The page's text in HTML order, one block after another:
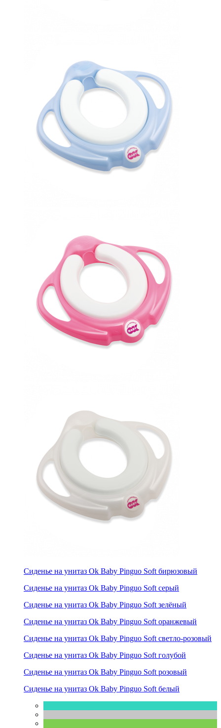
Сиденье на унитаз Ok Baby Pinguo Soft бирюзовый
Сиденье на унитаз Ok Baby Pinguo Soft серый
Сиденье на унитаз Ok Baby Pinguo Soft зелёный
Сиденье на унитаз Ok Baby Pinguo Soft оранжевый
Сиденье на унитаз Ok Baby Pinguo Soft светло-розовый
Сиденье на унитаз Ok Baby Pinguo Soft голубой
Сиденье на унитаз Ok Baby Pinguo Soft розовый
Сиденье на унитаз Ok Baby Pinguo Soft белый